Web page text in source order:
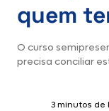
quem
O curso
precisa conciliar
3 minutos de